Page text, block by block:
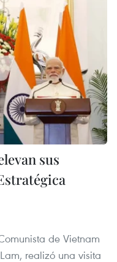
sus
de Vietnam
realizó una visita